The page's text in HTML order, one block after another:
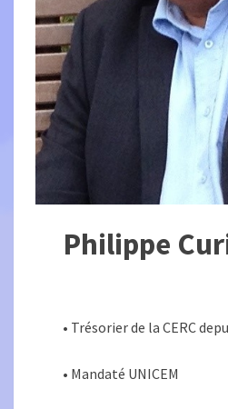
Philippe
• Trésorier de la CERC
• Mandaté UNICEM